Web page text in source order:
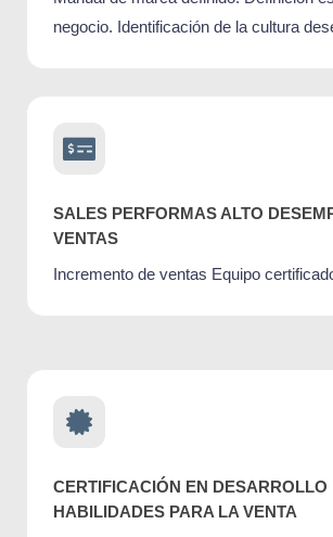
negocio. Identificación de la cultura
SALES PERFORMAS ALTO
VENTAS
Incremento de ventas Equipo
CERTIFICACIÓN EN DESARROLLO
HABILIDADES PARA LA VENTA